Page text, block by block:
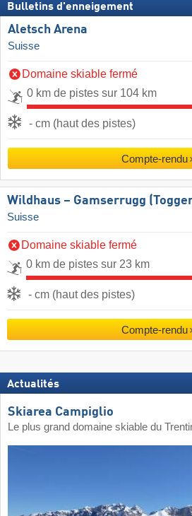
Bulletins d'enneigement
Aletsch Arena
Suisse
Domaine skiable fermé
0 km de pistes sur 104 km
- cm (haut des pistes)
Compte-rendu
Wildhaus – Gamserrugg
Suisse
Domaine skiable fermé
0 km de pistes sur 23 km
- cm (haut des pistes)
Compte-rendu
Actualités
Skiarea Campiglio
Le plus grand domaine skiable du